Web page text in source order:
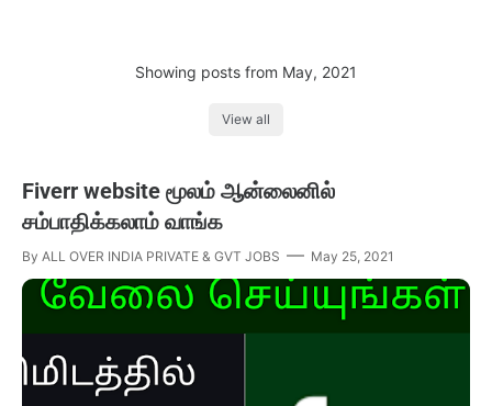
Showing posts from May, 2021
View all
Fiverr website மூலம் ஆன்லைனில்
சம்பாதிக்கலாம் வாங்க
By ALL OVER INDIA PRIVATE & GVT JOBS May 25, 2021